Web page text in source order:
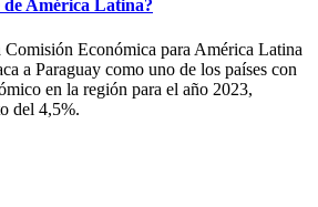
América Latina?
Económica para América Latina
a Paraguay como uno de los países con
en la región para el año 2023,
del 4,5%.